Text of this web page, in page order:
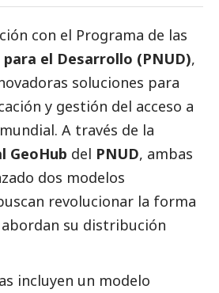
con el Programa de las
el Desarrollo (PNUD),
soluciones para
y gestión del acceso a
A través de la
GeoHub del PNUD, ambas
dos modelos
revolucionar la forma
su distribución
incluyen un modelo